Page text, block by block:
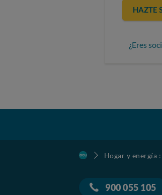
HAZTE
¿Eres
Hogar y energía
900 055 105